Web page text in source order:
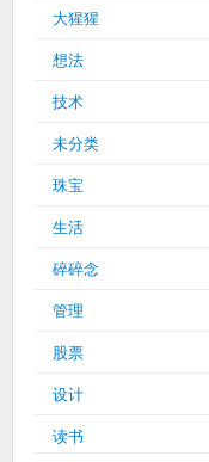
大猩猩
想法
技术
未分类
珠宝
生活
碎碎念
管理
股票
设计
读书